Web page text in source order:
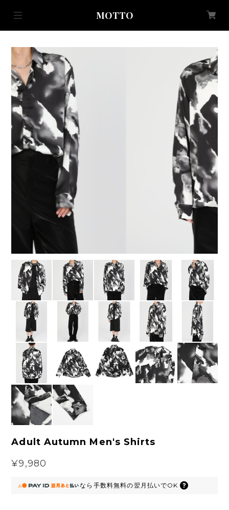
MOTTO
Adult Autumn Men's Shirts
¥9,980
なら 手数料無料の翌月払いでOK